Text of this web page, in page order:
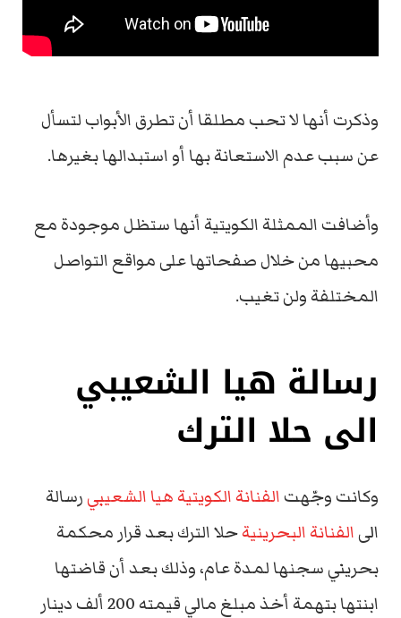
وذكرت أنها لا تحب مطلقا أن تطرق الأبواب لتسأل
عن سبب عدم الاستعانة بها أو استبدالها بغيرها.
وأضافت الممثلة الكويتية أنها ستظل موجودة مع
محبيها من خلال صفحاتها على مواقع التواصل
المختلفة ولن تغيب.
رسالة هيا الشعيبي
الى حلا الترك
وكانت وجّهتالفنانة الكويتية هيا الشعيبيرسالة
الىالفنانة البحرينيةحلا الترك بعد قرار محكمة
بحريني سجنها لمدة عام، وذلك بعد أن قاضتها
ابنتها بتهمة أخذ مبلغ مالي قيمته 200 ألف دينار